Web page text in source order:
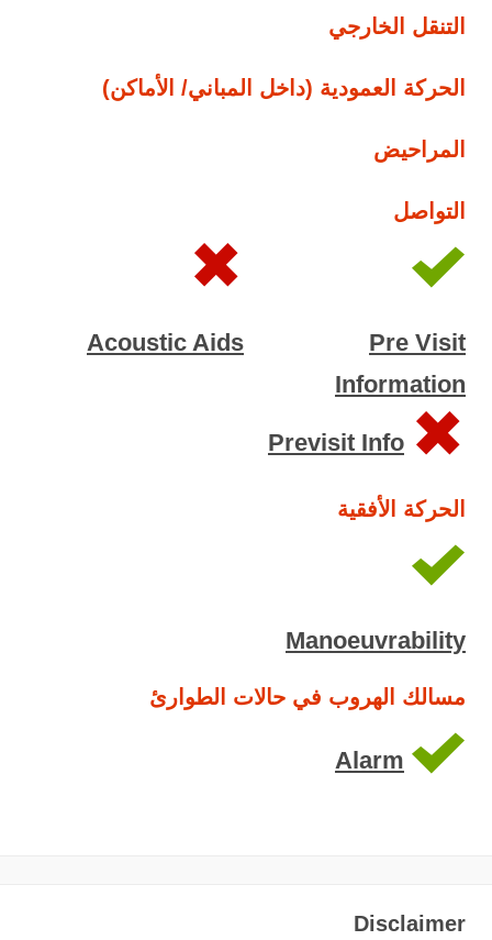
التنقل الخارجي
الحركة العمودية (داخل المباني/ الأماكن)
المراحيض
التواصل
Pre Visit
Information
Acoustic Aids
Previsit Info
الحركة الأفقية
Manoeuvrability
مسالك الهروب في حالات الطوارئ
Alarm
Disclaimer